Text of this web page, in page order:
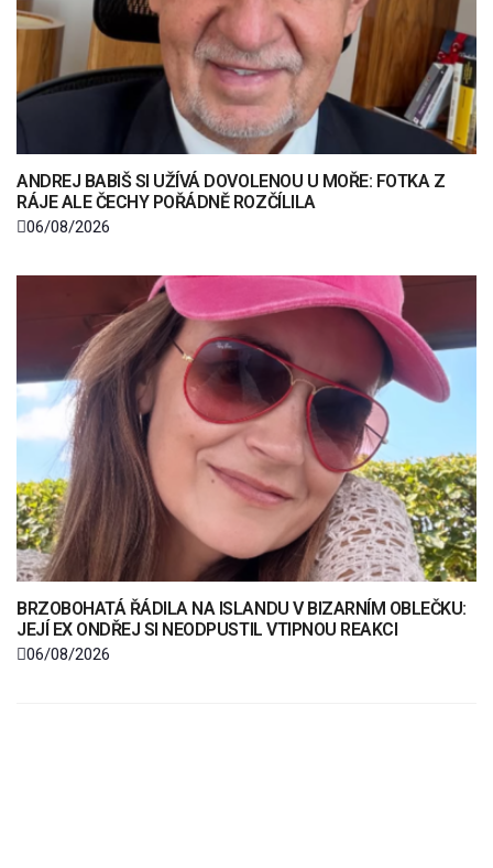
ANDREJ BABIŠ SI UŽÍVÁ DOVOLENOU U MOŘE: FOTKA Z
RÁJE ALE ČECHY POŘÁDNĚ ROZČÍLILA
06/08/2026
BRZOBOHATÁ ŘÁDILA NA ISLANDU V BIZARNÍM OBLEČKU:
JEJÍ EX ONDŘEJ SI NEODPUSTIL VTIPNOU REAKCI
06/08/2026